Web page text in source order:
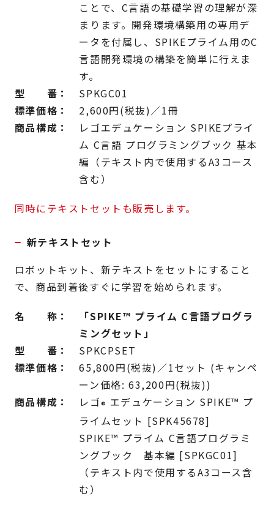
ことで、C言語の基礎学習の理解が深
まります。開発環境構築用の専用デ
ータを付属し、SPIKEプライム用のC
言語開発環境の構築を簡単に行えま
す。
型 番：
SPKGC01
標準価格：
2,600円(税抜)／1冊
商品構成：
レゴエデュケーション SPIKEプライ
ム C言語 プログラミングブック 基本
編（テキスト内で使用するA3コース
含む）
同時にテキストセットも販売します。
新テキストセット
ロボットキット、新テキストをセットにすること
で、商品到着後すぐに学習を始められます。
名 称：
「SPIKE™ プライム C言語プログラ
ミングセット」
型 番：
SPKCPSET
標準価格：
65,800円(税抜)／1セット (キャンペ
ーン価格: 63,200円(税抜))
商品構成：
レゴ® エデュケーション SPIKE™ プ
ライムセット [SPK45678]
SPIKE™ プライム C言語プログラミ
ングブック 基本編 [SPKGC01]
（テキスト内で使用するA3コース含
む）